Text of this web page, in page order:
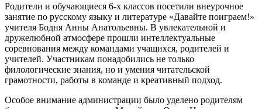
Родители и обучающиеся 6-х классов посетили внеурочное
занятие по русскому языку и литературе «Давайте поиграем!»
учителя Бодня Анны Анатольевны. В увлекательной и
дружелюбной атмосфере прошли интеллектуальные
соревнования между командами учащихся, родителей и
учителей. Участникам понадобились не только
филологические знания, но и умения читательской
грамотности, работы в команде и креативный подход.
Особое внимание администрации было уделено родителям